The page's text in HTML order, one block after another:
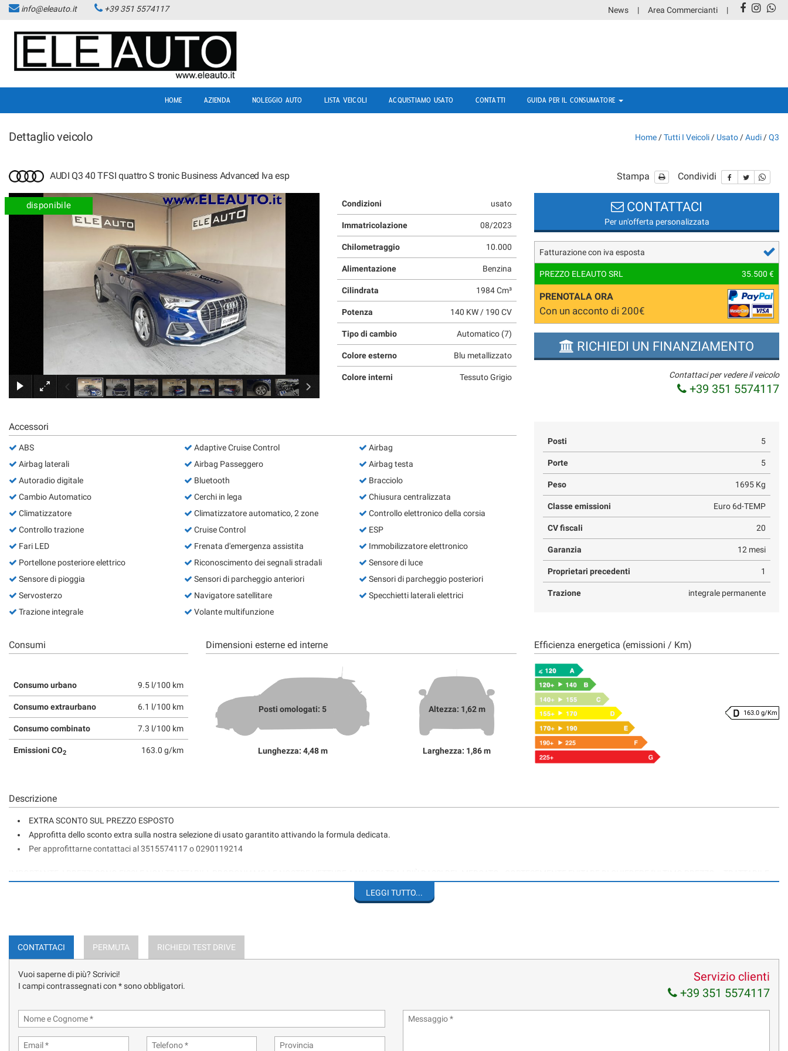
info@eleauto.it +39 351 5574117 News Area Commercianti
HOME AZIENDA NOLEGGIO AUTO LISTA VEICOLI ACQUISTIAMO USATO CONTATTI GUIDA PER IL CONSUMATORE
Dettaglio veicolo Home /Tutti I Veicoli / Usato /Audi /Q3
AUDI Q3 40 TFSI quattro S tronic Business Advanced Iva esp Stampa Condividi
disponibile Condizioni usato
Immatricolazione 08/2023
Chilometraggio 10.000
Alimentazione Benzina
Cilindrata 1984 Cm³
Potenza 140 KW / 190 CV
Tipo di cambio Automatico (7)
Colore esterno Blu metallizzato
Colore interni Tessuto Grigio
CONTATTACI
Per un'offerta personalizzata
Fatturazione con iva esposta
PREZZO ELEAUTO SRL 35.500 €
PRENOTALA ORA
Con un acconto di 200€
RICHIEDI UN FINANZIAMENTO
Contattaci per vedere il veicolo
+39 351 5574117
Accessori
ABS
Airbag laterali
Autoradio digitale
Cambio Automatico
Climatizzatore
Controllo trazione
Fari LED
Portellone posteriore elettrico
Sensore di pioggia
Servosterzo
Trazione integrale
Adaptive Cruise Control
Airbag Passeggero
Bluetooth
Cerchi in lega
Climatizzatore automatico, 2 zone
Cruise Control
Frenata d'emergenza assistita
Riconoscimento dei segnali stradali
Sensori di parcheggio anteriori
Navigatore satellitare
Volante multifunzione
Airbag
Airbag testa
Bracciolo
Chiusura centralizzata
Controllo elettronico della corsia
ESP
Immobilizzatore elettronico
Sensore di luce
Sensori di parcheggio posteriori
Specchietti laterali elettrici
Posti 5
Porte 5
Peso 1695 Kg
Classe emissioni Euro 6d-TEMP
CV fiscali 20
Garanzia 12 mesi
Proprietari precedenti 1
Trazione integrale permanente
Consumi
Consumo urbano 9.5 l/100 km
Consumo extraurbano 6.1 l/100 km
Consumo combinato 7.3 l/100 km
Emissioni CO2 163.0 g/km
Dimensioni esterne ed interne
Posti omologati: 5
Lunghezza: 4,48 m
Altezza: 1,62 m
Larghezza: 1,86 m
Efficienza energetica (emissioni / Km)
163.0 g/Km
Descrizione
EXTRA SCONTO SUL PREZZO ESPOSTO
Approfitta dello sconto extra sulla nostra selezione di usato garantito attivando la formula dedicata.
Per approfittarne contattaci al 3515574117 o 0290119214
PER COMM.- PER EXPORT ECC.
ALLESTIMENTO BUSINESS SPORT
UNICO PROPRIETARIO - IVA ESPOSTA
FARI FULL LED MATRIX
CERCHI IN LEGA DA 18''
VIRTUAL COCKPIT
LEGGI TUTTO...
CONTATTACI PERMUTA RICHIEDI TEST DRIVE
Vuoi saperne di più? Scrivici!
I campi contrassegnati con * sono obbligatori.
Servizio clienti
+39 351 5574117